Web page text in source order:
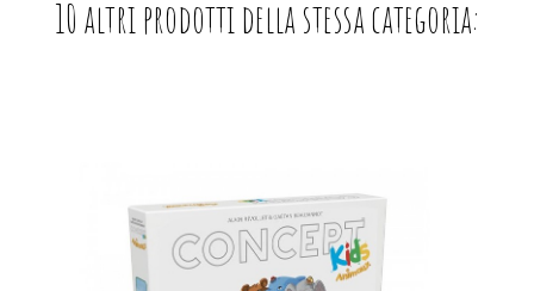
10 altri prodotti della stessa categoria: